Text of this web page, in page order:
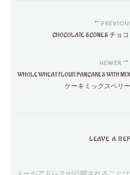
CHOCOLATE SCONES チ
NEWER
WHOLE WHEAT FLOUR PANCAKES WITH
ケーキミックスベリ
LEAVE A